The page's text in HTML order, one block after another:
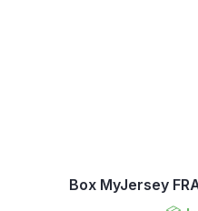
Box MyJersey